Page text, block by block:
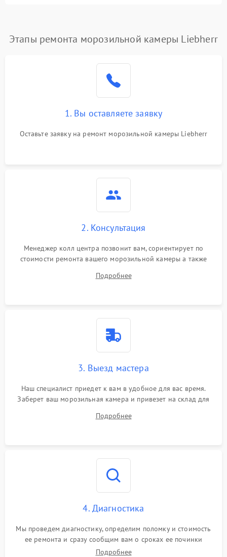
Этапы ремонта морозильной камеры Liebherr
1. Вы оставляете заявку
Оставьте заявку на ремонт морозильной камеры Liebherr
2. Консультация
Менеджер колл центра позвонит вам, сориентирует по
стоимости ремонта вашего морозильной камеры а также
Подробнее
3. Выезд мастера
Наш специалист приедет к вам в удобное для вас время.
Заберет ваш морозильная камера и привезет на склад для
Подробнее
4. Диагностика
Мы проведем диагностику, определим поломку и стоимость
ее ремонта и сразу сообщим вам о сроках ее починки
Подробнее